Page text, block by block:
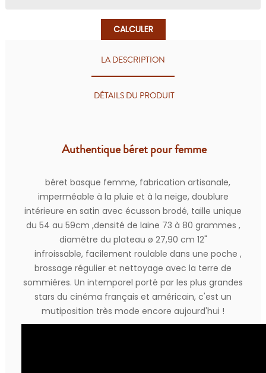
CALCULER
LA DESCRIPTION
DÉTAILS DU PRODUIT
Authentique béret pour femme
béret basque femme, fabrication artisanale,
imperméable à la pluie et à la neige, doublure
intérieure en satin avec écusson brodé, taille unique
du 54 au 59cm ,densité de laine 73 à 80 grammes ,
diamétre du plateau ø 27,90 cm 12"
infroissable, facilement roulable dans une poche ,
brossage régulier et nettoyage avec la terre de
sommiéres. Un intemporel porté par les plus grandes
stars du cinéma français et américain, c'est un
mutiposition très mode encore aujourd'hui !